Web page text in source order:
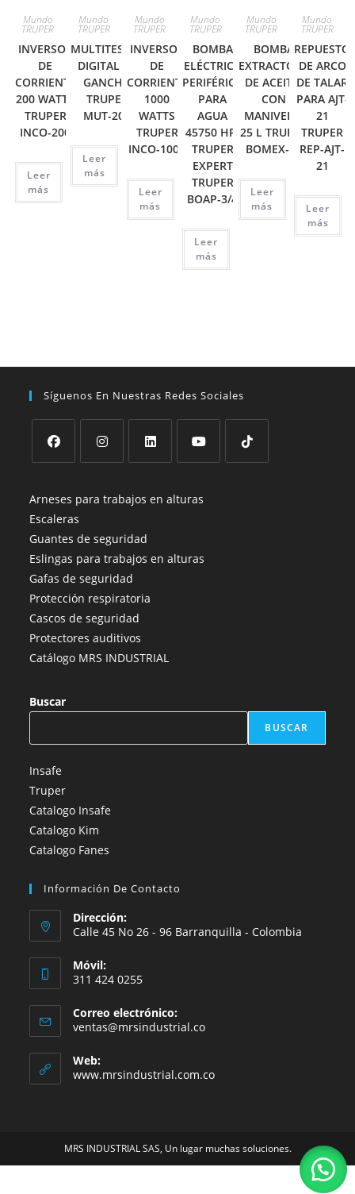
Mundo
TRUPER
INVERSOR
DE
CORRIENTE
200 WATTS
TRUPER
INCO-200
Leer
más
Mundo
TRUPER
MULTITESTER
DIGITAL DE
GANCHO
TRUPER
MUT-202
Leer
más
Mundo
TRUPER
INVERSOR
DE
CORRIENTE
1000
WATTS
TRUPER
INCO-1000
Leer
más
Mundo
TRUPER
BOMBA
ELÉCTRICA
PERIFÉRICA
PARA
AGUA
45750 HP,
TRUPER
EXPERT
TRUPER
BOAP-3/4
Leer
más
Mundo
TRUPER
BOMBA
EXTRACTORA
DE ACEITE,
CON
MANIVELA,
25 L TRUPER
BOMEX-25
Leer
más
Mundo
TRUPER
REPUESTO
DE ARCO
DE TALAR
PARA AJT-
21
TRUPER
REP-AJT-
21
Leer
más
Síguenos En Nuestras Redes Sociales
abre
en
una
nueva
pestaña
abre
una
nueva
pestaña
abre
una
nueva
pestaña
abre
nueva
Arneses para trabajos en alturas
Escaleras
Guantes de seguridad
Eslingas para trabajos en alturas
Gafas de seguridad
Protección respiratoria
Cascos de seguridad
Protectores auditivos
Catálogo MRS INDUSTRIAL
Buscar
BUSCAR
Insafe
Truper
Catalogo Insafe
Catalogo Kim
Catalogo Fanes
Información De Contacto
Dirección:
Calle 45 No 26 - 96 Barranquilla - Colombia
Móvil:
311 424 0255
Correo electrónico:
ventas@mrsindustrial.coSe
tu
aplicación
Web:
www.mrsindustrial.com.co
MRS INDUSTRIAL SAS, Un lugar muchas soluciones.